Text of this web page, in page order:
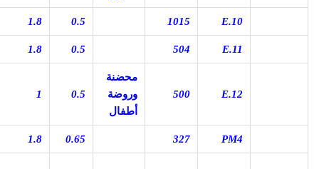
E.10
1015
0.5
1.8
E.11
504
0.5
1.8
E.12
500
محضنة
وروضة
أطفال
0.5
1
PM4
327
0.65
1.8